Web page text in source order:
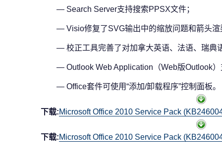
— Search Server支持搜索PPSX文件；
— Visio修复了SVG输出中的缩放问题和箭头渲
— 校正工具完善了对加拿大英语、法语、瑞典
— Outlook Web Application（Web版Outlook
— Office套件可使用“添加/卸载程序”控制面板。
下载:Microsoft Office 2010 Service Pack
下载:Microsoft Office 2010 Service Pack